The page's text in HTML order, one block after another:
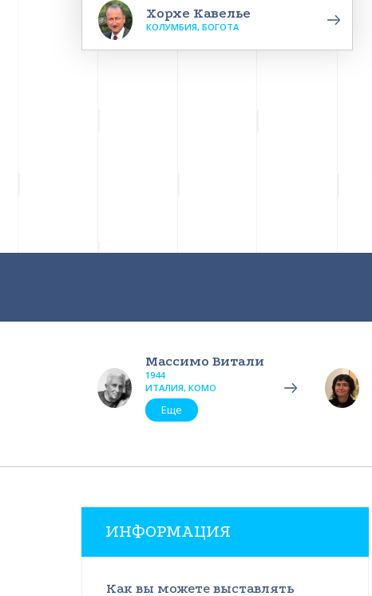
Хорхе Кавелье
КОЛУМБИЯ, БОГОТА
Массимо Витали
1944
ИТАЛИЯ, КОМО
Еще
ИНФОРМАЦИЯ
Как вы можете выставлять